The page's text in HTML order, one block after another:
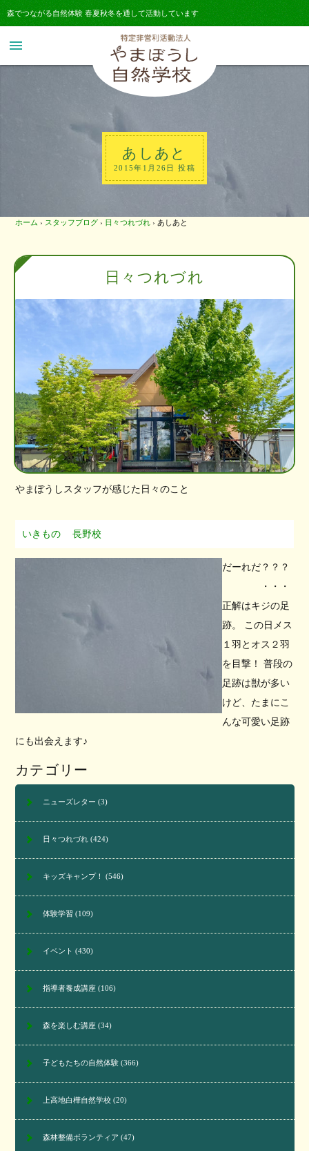
森でつながる自然体験 春夏秋冬を通して活動しています
menu
あしあと
2015年1月26日 投稿
ホーム › スタッフブログ › 日々つれづれ › あしあと
日々つれづれ
やまぼうしスタッフが感じた日々のこと
いきもの 長野校
だーれだ？？？
・・・
正解はキジの足
跡。 この日メス
１羽とオス２羽
を目撃！ 普段の
足跡は獣が多い
けど、たまにこ
んな可愛い足跡
にも出会えます♪
カテゴリー
ニューズレター (3)
日々つれづれ(424)
キッズキャンプ！ (546)
体験学習 (109)
イベント (430)
指導者養成講座(106)
森を楽しむ講座(34)
子どもたちの自然体験(366)
上高地白樺自然学校(20)
森林整備ボランティア (47)